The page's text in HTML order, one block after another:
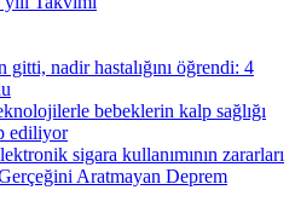
nadir hastalığını öğrendi: 4
bebeklerin kalp sağlığı
ediliyor
sigara kullanımının zararları
Aratmayan Deprem